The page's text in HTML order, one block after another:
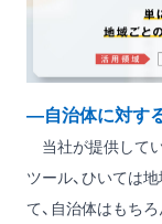
―自治体に対す
当社が提供して
ツール、ひいては
て、自治体はもち